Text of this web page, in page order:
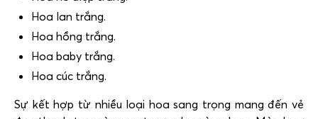
Hoa lan trắng.
Hoa hồng trắng.
Hoa baby trắng.
Hoa cúc trắng.
Sự kết hợp từ nhiều loại hoa sang trọng mang đến vẻ